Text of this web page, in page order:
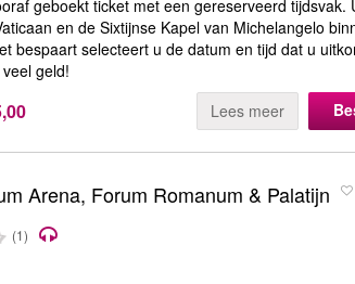
geboekt ticket met een gereserveerd tijdsvak.
en de Sixtijnse Kapel van Michelangelo
bespaart selecteert u de datum en tijd dat u
geld!
Lees meer
Arena, Forum Romanum & Palatijn
(1)